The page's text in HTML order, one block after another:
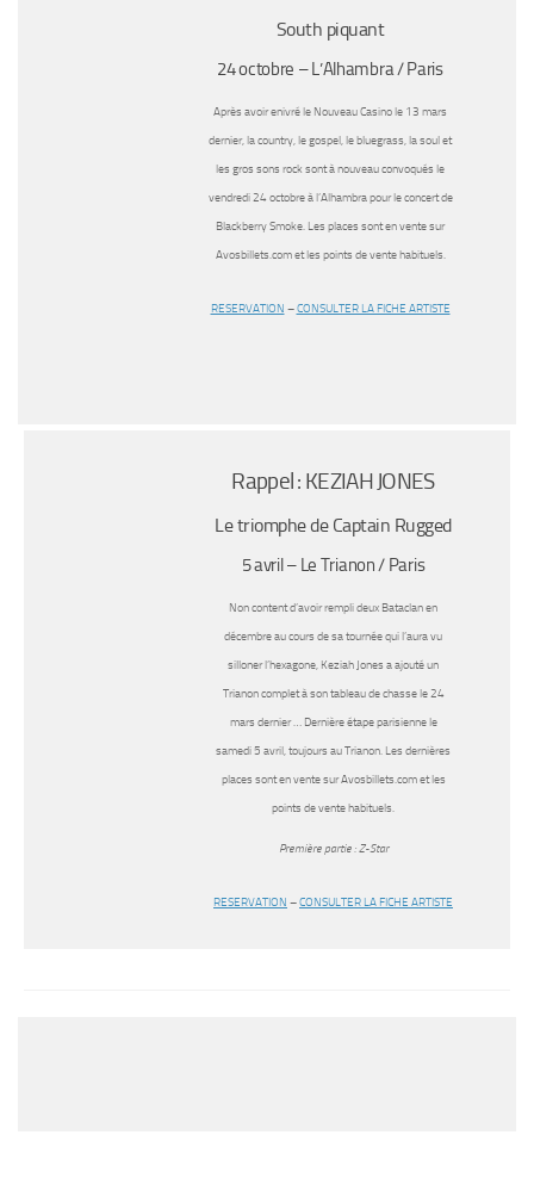
South piquant
24 octobre – L’Alhambra / Paris
Après avoir enivré le Nouveau Casino le 13 mars
dernier, la country, le gospel, le bluegrass, la soul et
les gros sons rock sont à nouveau convoqués le
vendredi 24 octobre à l’Alhambra pour le concert de
Blackberry Smoke. Les places sont en vente sur
Avosbillets.com et les points de vente habituels.
RESERVATION –CONSULTER LA FICHE ARTISTE
Rappel : KEZIAH JONES
Le triomphe de Captain Rugged
5 avril – Le Trianon / Paris
Non content d’avoir rempli deux Bataclan en
décembre au cours de sa tournée qui l’aura vu
silloner l’hexagone, Keziah Jones a ajouté un
Trianon complet à son tableau de chasse le 24
mars dernier … Dernière étape parisienne le
samedi 5 avril, toujours au Trianon. Les dernières
places sont en vente sur Avosbillets.com et les
points de vente habituels.
Première partie : Z-Star
RESERVATION –CONSULTER LA FICHE ARTISTE